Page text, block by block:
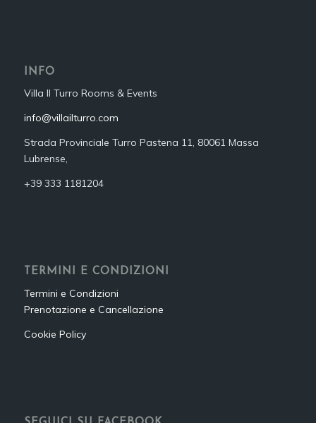
INFO
Villa Il Turro Rooms & Events
info@villailturro.com
Strada Provinciale Turro Pastena 11, 80061 Massa
Lubrense,
+39 333 1181204‬
TERMINI E CONDIZIONI
Termini e Condizioni
Prenotazione e Cancellazione
Cookie Policy